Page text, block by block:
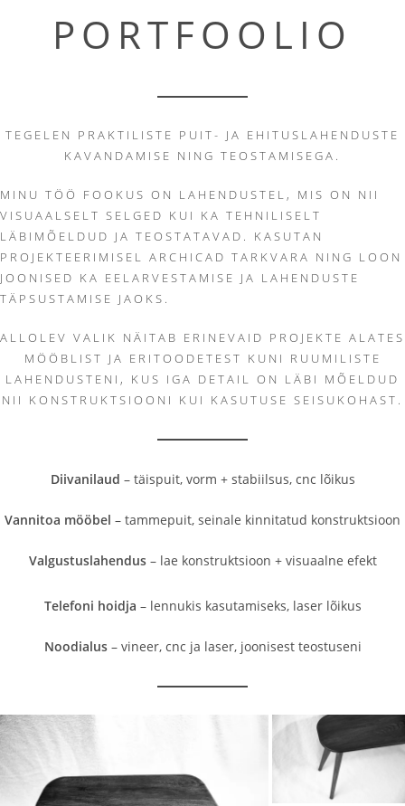
PORTFOOLIO
TEGELEN PRAKTILISTE PUIT- JA EHITUSLAHENDUSTE
KAVANDAMISE NING TEOSTAMISEGA.
MINU TÖÖ FOOKUS ON LAHENDUSTEL, MIS ON NII
VISUAALSELT SELGED KUI KA TEHNILISELT
LÄBIMÕELDUD JA TEOSTATAVAD. KASUTAN
PROJEKTEERIMISEL ARCHICAD TARKVARA NING LOON
JOONISED KA EELARVESTAMISE JA LAHENDUSTE
TÄPSUSTAMISE JAOKS.
ALLOLEV VALIK NÄITAB ERINEVAID PROJEKTE ALATES
MÖÖBLIST JA ERITOODETEST KUNI RUUMILISTE
LAHENDUSTENI, KUS IGA DETAIL ON LÄBI MÕELDUD
NII KONSTRUKTSIOONI KUI KASUTUSE SEISUKOHAST.
Diivanilaud – täispuit, vorm + stabiilsus, cnc lõikus
Vannitoa mööbel – tammepuit, seinale kinnitatud konstruktsioon
Valgustuslahendus– lae konstruktsioon + visuaalne efekt
Telefoni hoidja – lennukis kasutamiseks, laser lõikus
Noodialus– vineer, cnc ja laser, joonisest teostuseni